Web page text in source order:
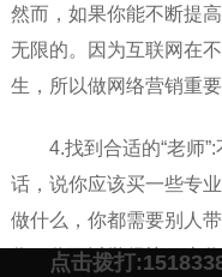
然而，如果你能不断提
无限的。因为互联网在
生，所以做网络营销重
4.找到合适的“老师
话，说你应该买一些专
做什么，你都需要别人
作，你可以学得快。当
点击拨打